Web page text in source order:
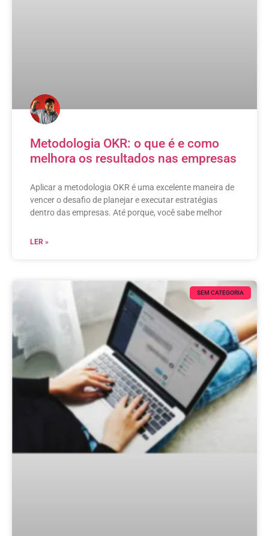
Metodologia OKR: o que é e como
melhora os resultados nas empresas
Aplicar a metodologia OKR é uma excelente maneira de
vencer o desafio de planejar e executar estratégias
dentro das empresas. Até porque, você sabe melhor
LER »
SEM CATEGORIA